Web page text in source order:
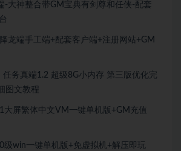
-大神整合带GM宝典有剑尊和任侠-配套
龙端手工端+配套客户端+注册网站+GM
任务真端1.2 超级8G小内存 第三版优化完
图文教程
大屏繁体中文VM一键单机版+GM充值
级win一键单机版+免虚拟机+解压即玩